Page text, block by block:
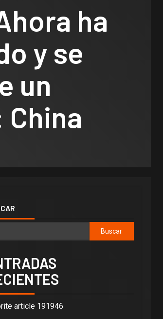
ha
y se
un
Buscar
article 191946